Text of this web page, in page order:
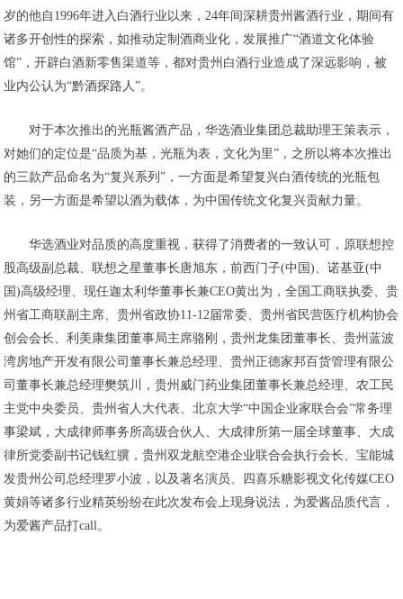
岁的他自1996年进入白酒行业以来，24年间深耕贵州酱酒行业，期间有
诸多开创性的探索，如推动定制酒商业化，发展推广“酒道文化体验
馆”，开辟白酒新零售渠道等，都对贵州白酒行业造成了深远影响，被
业内公认为“黔酒探路人”。
对于本次推出的光瓶酱酒产品，华选酒业集团总裁助理王策表示，
对她们的定位是“品质为基，光瓶为表，文化为里”，之所以将本次推出
的三款产品命名为“复兴系列”，一方面是希望复兴白酒传统的光瓶包
装，另一方面是希望以酒为载体，为中国传统文化复兴贡献力量。
华选酒业对品质的高度重视，获得了消费者的一致认可，原联想控
股高级副总裁、联想之星董事长唐旭东，前西门子(中国)、诺基亚(中
国)高级经理、现任迦太利华董事长兼CEO黄出为，全国工商联执委、贵
州省工商联副主席、贵州省政协11-12届常委、贵州省民营医疗机构协会
创会会长、利美康集团董事局主席骆刚，贵州龙集团董事长、贵州蓝波
湾房地产开发有限公司董事长兼总经理、贵州正德家邦百货管理有限公
司董事长兼总经理樊筑川，贵州威门药业集团董事长兼总经理、农工民
主党中央委员、贵州省人大代表、北京大学“中国企业家联合会”常务理
事梁斌，大成律师事务所高级合伙人、大成律所第一届全球董事、大成
律所党委副书记钱红骥，贵州双龙航空港企业联合会执行会长、宝能城
发贵州公司总经理罗小波，以及著名演员、四喜乐糖影视文化传媒CEO
黄娟等诸多行业精英纷纷在此次发布会上现身说法，为爱酱品质代言，
为爱酱产品打call。